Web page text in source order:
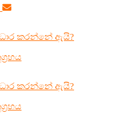
කරන්නේ ඇයි?
කරන්නේ ඇයි?